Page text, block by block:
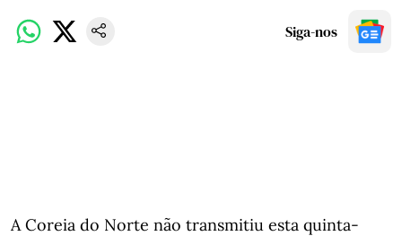
Siga-nos
A Coreia do Norte não transmitiu esta quinta-